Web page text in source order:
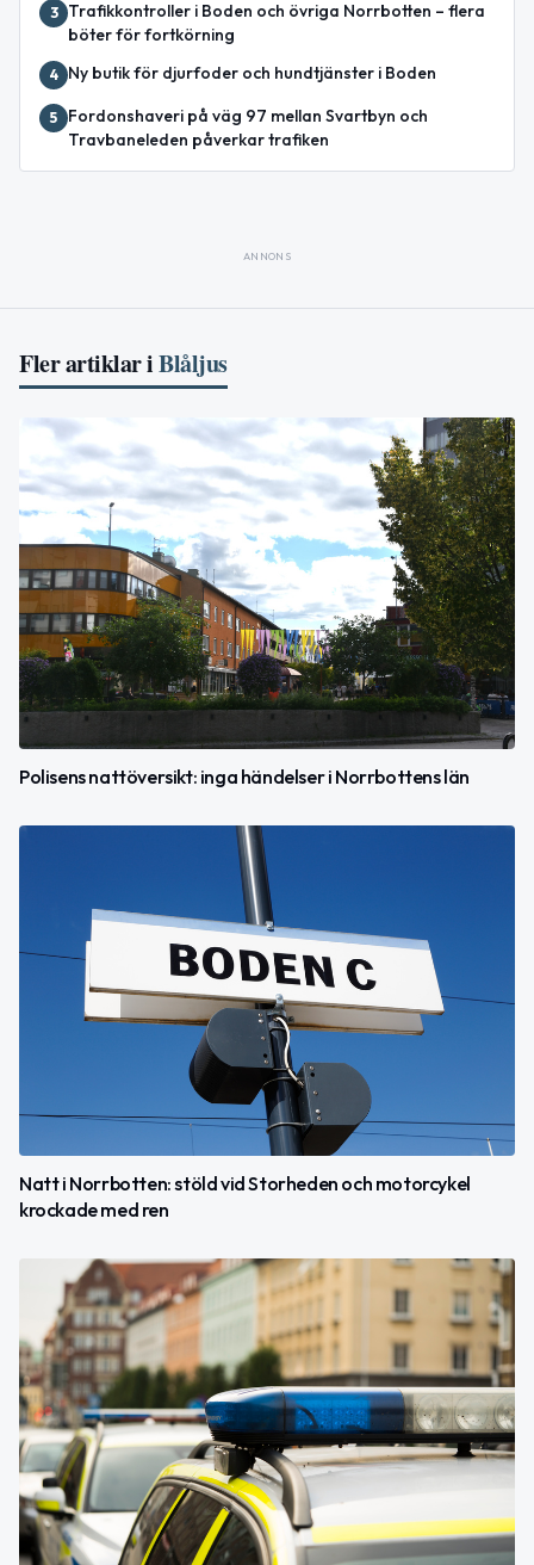
3
Trafikkontroller i Boden och övriga Norrbotten – flera
böter för fortkörning
4 Ny butik för djurfoder och hundtjänster i Boden
5
Fordonshaveri på väg 97 mellan Svartbyn och
Travbaneleden påverkar trafiken
ANNONS
Fler artiklar iBlåljus
Polisens nattöversikt: inga händelser i Norrbottens län
Natt i Norrbotten: stöld vid Storheden och motorcykel
krockade med ren